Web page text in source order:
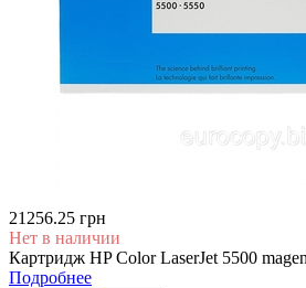
21256.25 грн
Нет в наличии
Картридж HP Color LaserJet 5500
Подробнее